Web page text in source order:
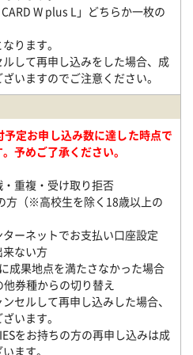
W plus L」どちらか一枚の
ります。
して再申し込みをした場合、成
いますのでご注意ください。
定お申し込み数に達した時点で
予めご了承ください。
重複・受け取り拒否
方（※高校生を除く18歳以上の
ーネットでお支払い口座設定
来ない方
成果地点を満たさなかった場合
他券種からの切り替え
セルして再申し込みした場合、
います。
をお持ちの方の再申し込みは成
ます。